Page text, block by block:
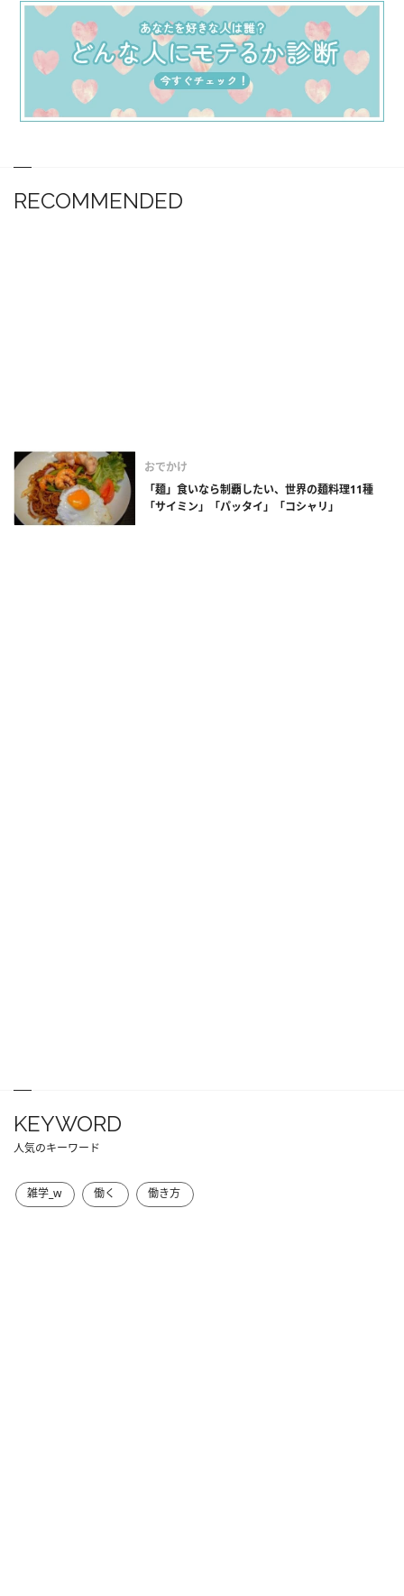
RECOMMENDED
おでかけ
「麺」食いなら制覇したい、世界の麺料理11種
「サイミン」「パッタイ」「コシャリ」
KEYWORD
人気のキーワード
雑学_w 働く 働き方